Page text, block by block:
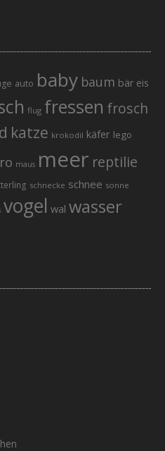
auto baby baum bär eis
flug fressen frosch
katze krokodil käfer lego
maus meer reptilie
schnecke schnee sonne
vogel wal wasser